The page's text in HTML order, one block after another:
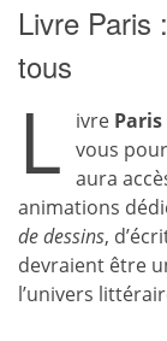
Livre Paris
tous
L ivre Paris
vous
aura
animations
de dessins,
devraient être
l’univers